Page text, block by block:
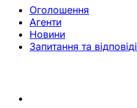
Оголошення
Агенти
Новини
Запитання та відповіді